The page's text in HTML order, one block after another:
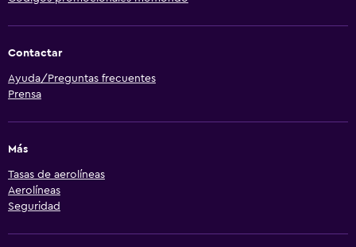
Contactar
Ayuda/Preguntas frecuentes
Prensa
Más
Tasas de aerolíneas
Aerolíneas
Seguridad